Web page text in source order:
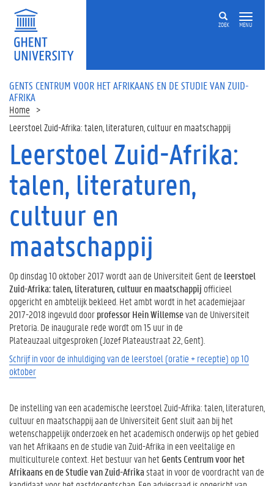
ZOEK MENU
GENTS CENTRUM VOOR HET AFRIKAANS EN DE STUDIE VAN ZUID-
AFRIKA
Home
Leerstoel Zuid-Afrika: talen, literaturen, cultuur en maatschappij
Leerstoel Zuid-Afrika:
talen, literaturen,
cultuur en
maatschappij
Op dinsdag 10 oktober 2017 wordt aan de Universiteit Gent de leerstoel
Zuid-Afrika: talen, literaturen, cultuur en maatschappij officieel
opgericht en ambtelijk bekleed. Het ambt wordt in het academiejaar
2017-2018 ingevuld doorprofessor Hein Willemsevan de Universiteit
Pretoria. De inaugurale rede wordt om 15 uur in de
Plateauzaal uitgesproken (Jozef Plateaustraat 22, Gent).
Schrijf in voor de inhuldiging van de leerstoel (oratie + receptie) op 10
oktober
De instelling van een academische leerstoel Zuid-Afrika: talen, literaturen,
cultuur en maatschappij aan de Universiteit Gent sluit aan bij het
wetenschappelijk onderzoek en het academisch onderwijs op het gebied
van het Afrikaans en de studie van Zuid-Afrika in een veeltalige en
multiculturele context. Het bestuur van hetGents Centrum voor het
Afrikaans en de Studie van Zuid-Afrikastaat in voor de voordracht van de